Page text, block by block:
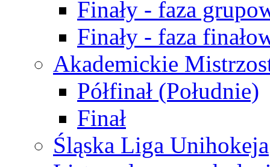
Finały - faza
Finały - faza
Akademickie
Półfinał (Południe)
Finał
Śląska Liga Unihokeja